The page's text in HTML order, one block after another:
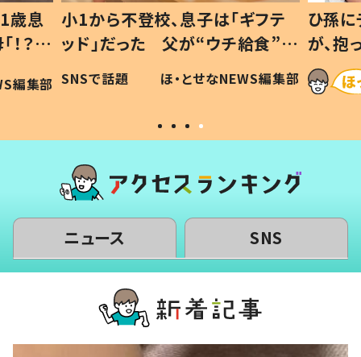
歳息
？」
編集部
小1から不登校、息子は「ギフテ
ッド」だった 父が“ウチ給食”を
作り続ける理由とは #令和の親
#令和の子
SNSで話題 ほ・とせなNEWS編集部
ひ孫
が、
「涙が
い」
ニュース SNS